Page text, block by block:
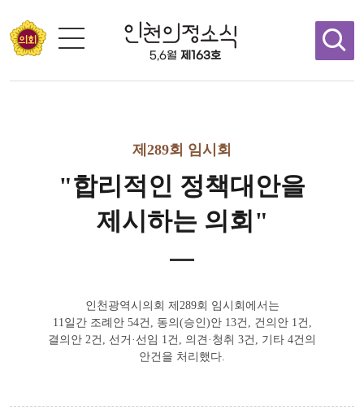
5,6월 제163호
제289회 임시회
"합리적인 정책대안을
제시하는 의회"
인천광역시의회 제289회 임시회에서는
11일간 조례안 54건, 동의(승인)안 13건, 건의안 1건,
결의안 2건, 선거·선임 1건, 의견·청취 3건, 기타 4건의
안건을 처리했다.